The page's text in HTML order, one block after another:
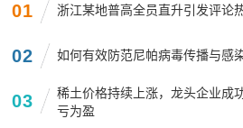
01 浙江某地普高全员直升引发评论
02 如何有效防范尼帕病毒传播与感
03
稀土价格持续上涨，龙头企业成
亏为盈